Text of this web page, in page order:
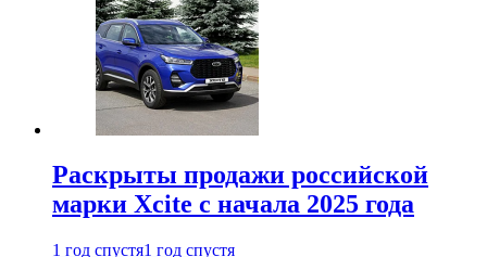
Раскрыты продажи российской
марки Xcite с начала 2025 года
1 год спустя1 год спустя